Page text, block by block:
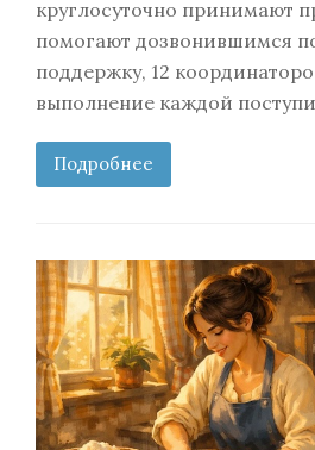
круглосуточно принимают
помогают дозвонившимся
поддержку, 12
выполнение каждой
Подробнее